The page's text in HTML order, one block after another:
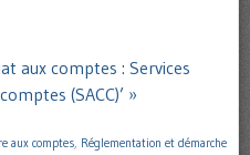
aux comptes : Services
(SACC)’ »
aux comptes Réglementation et démarche